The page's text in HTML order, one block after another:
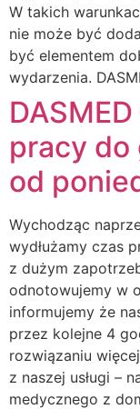
W takich
nie może być
być elementem
wydarzenia.
pracy
od
Wychodząc
wydłużamy czas
z dużym
odnotowujemy w
informujemy że
przez kolejne 4
rozwiązaniu
z naszej usługi –
medycznego z